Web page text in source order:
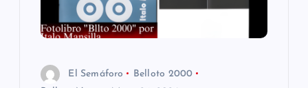
El Semáforo
Belloto 2000